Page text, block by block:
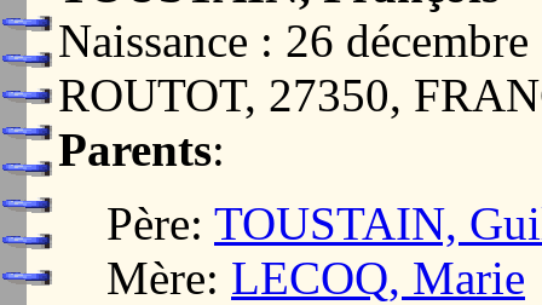
Naissance : 26
ROUTOT, 27350,
Parents:
Père: TOUSTAIN,
Mère: LECOQ, Marie